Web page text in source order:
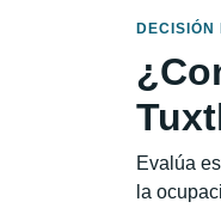
DECISIÓN
Evalúa
la